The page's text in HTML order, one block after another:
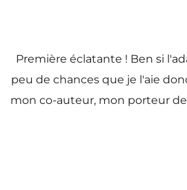
Première éclatante ! Ben si
peu de chances que je l'aie
mon co-auteur, mon porteur